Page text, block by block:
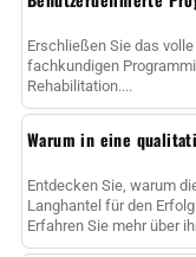
Erschließen Sie das
fachkundigen
Rehabilitation....
Entdecken Sie, warum
Langhantel für den
Erfahren Sie mehr über
strategische Geschäft